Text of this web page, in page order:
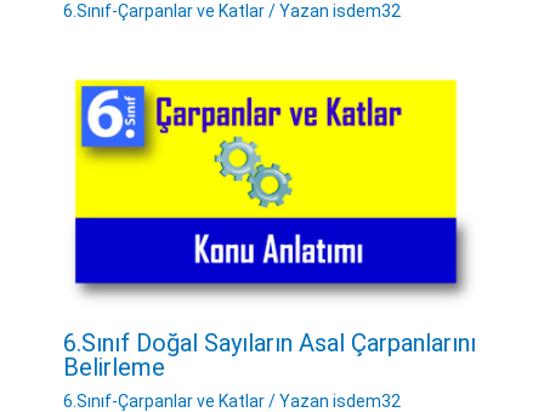
6.Sınıf-Çarpanlar ve Katlar/ Yazan isdem32
6.Sınıf Doğal Sayıların Asal Çarpanlarını
Belirleme
6.Sınıf-Çarpanlar ve Katlar/ Yazan isdem32